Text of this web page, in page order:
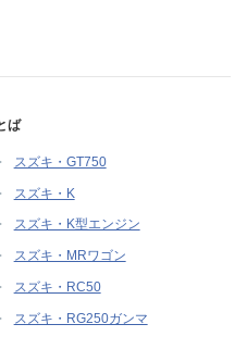
ば
スズキ・GT750
スズキ・K
スズキ・K型エンジン
スズキ・MRワゴン
スズキ・RC50
スズキ・RG250ガンマ